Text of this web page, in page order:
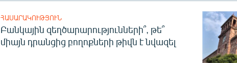
ՀԱՍԱՐԱԿՈՒԹՅՈՒՆ
Բանկային զեղծարարությունների՞, թե՞
միայն դրանցից բողոքների թիվն է նվազել